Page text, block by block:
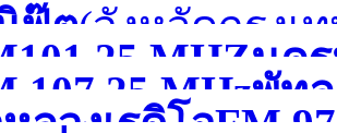
าคร )
รรค์(จังหวัดนคร
ฟู๊ต(จังหวัดกรุงเ
MHZนค
107.25 MHzพัท